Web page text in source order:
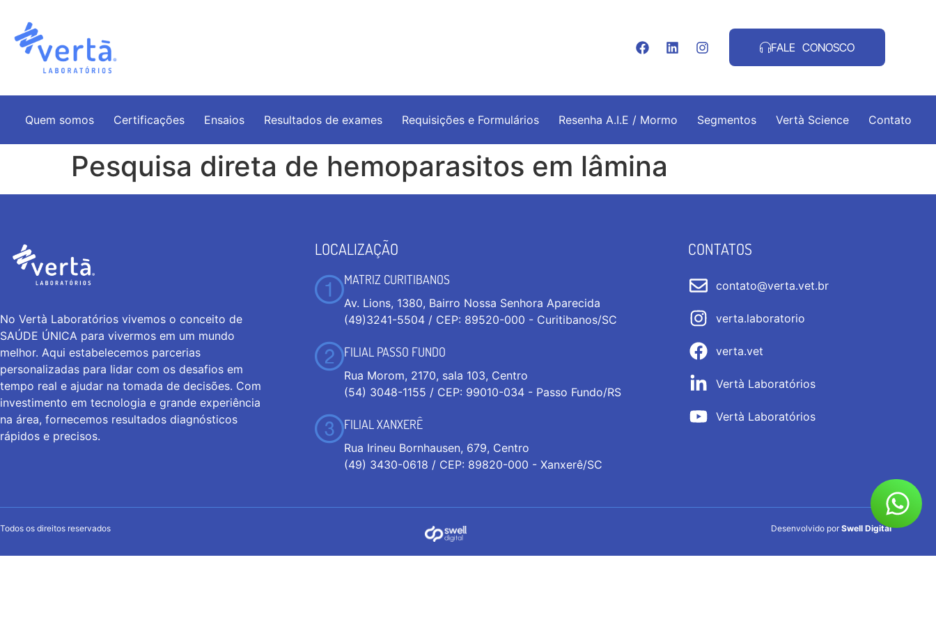
FALE CONOSCO
Quem somos Certificações Ensaios Resultados de exames Requisições e Formulários Resenha A.I.E / Mormo Segmentos Vertà Science Contato
Pesquisa direta de hemoparasitos em lâmina
No Vertà Laboratórios vivemos o conceito de
SAÚDE ÚNICA para vivermos em um mundo
melhor. Aqui estabelecemos parcerias
personalizadas para lidar com os desafios em
tempo real e ajudar na tomada de decisões. Com
investimento em tecnologia e grande experiência
na área, fornecemos resultados diagnósticos
rápidos e precisos.
LOCALIZAÇÃO
MATRIZ CURITIBANOS
Av. Lions, 1380, Bairro Nossa Senhora Aparecida
(49)3241-5504 / CEP: 89520-000 - Curitibanos/SC
FILIAL PASSO FUNDO
Rua Morom, 2170, sala 103, Centro
(54) 3048-1155 / CEP: 99010-034 - Passo Fundo/RS
FILIAL XANXERÊ
Rua Irineu Bornhausen, 679, Centro
(49) 3430-0618 / CEP: 89820-000 - Xanxerê/SC
CONTATOS
contato@verta.vet.br
verta.laboratorio
verta.vet
Vertà Laboratórios
Vertà Laboratórios
Todos os direitos reservados Desenvolvido por Swell Digital